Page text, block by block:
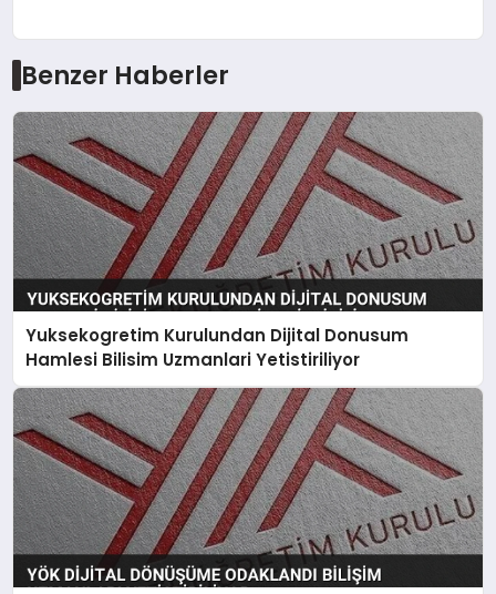
Benzer Haberler
Yuksekogretim Kurulundan Dijital Donusum
Hamlesi Bilisim Uzmanlari Yetistiriliyor